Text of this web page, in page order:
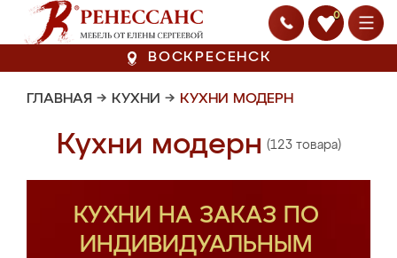
0
ВОСКРЕСЕНСК
ГЛАВНАЯ → КУХНИ → КУХНИ МОДЕРН
Кухни модерн (123 товара)
КУХНИ НА ЗАКАЗ ПО
ИНДИВИДУАЛЬНЫМ